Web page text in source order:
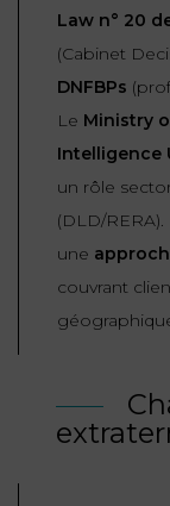
PRÉJUDICE
CORPOREL
DROIT
DU
TOURISME
FONCTION
PUBLIQUE
PRÉJUDICE
DES
Law n° 20
(Cabinet
DNFBPs
Le Ministry
Intelligence
un rôle
(DLD/
une
couvrant